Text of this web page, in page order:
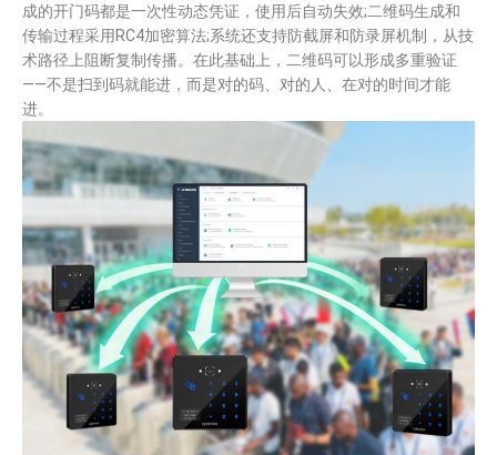
成的开门码都是一次性动态凭证，使用后自动失效;二维码生成和
传输过程采用RC4加密算法;系统还支持防截屏和防录屏机制，从技
术路径上阻断复制传播。在此基础上，二维码可以形成多重验证
——不是扫到码就能进，而是对的码、对的人、在对的时间才能
进。